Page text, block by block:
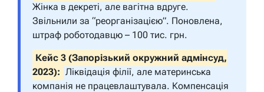
Жінка в декреті, але вагітна вдруге.
Звільнили за “реорганізацією”. Поновлена,
штраф роботодавцю – 100 тис. грн.
Кейс 3 (Запорізький окружний адмінсуд,
2023): Ліквідація філії, але материнська
компанія не працевлаштувала. Компенсація